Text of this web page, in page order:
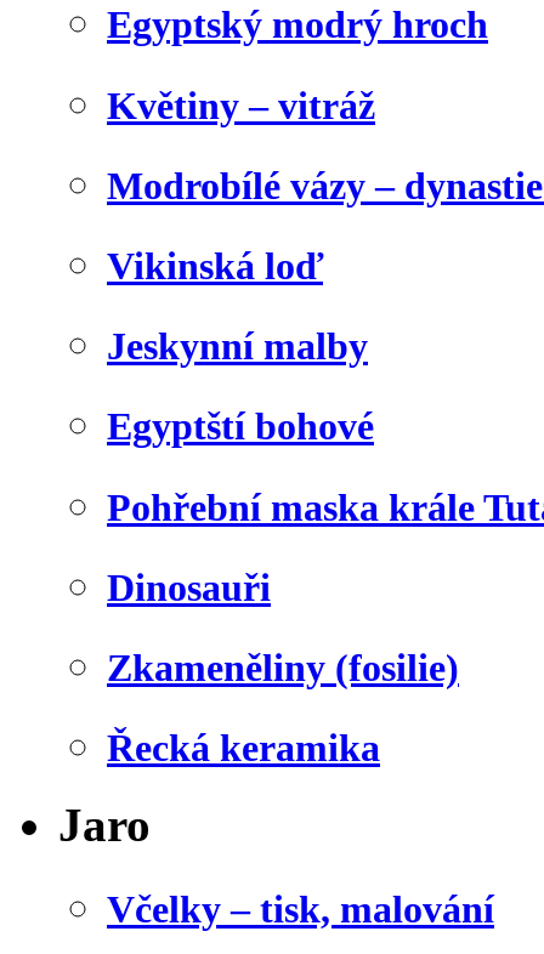
Egyptský modrý hroch
Květiny – vitráž
Modrobílé vázy –
Vikinská loď
Jeskynní malby
Egyptští bohové
Pohřební maska krále
Dinosauři
Zkameněliny (fosilie)
Řecká keramika
Jaro
Včelky – tisk, malování